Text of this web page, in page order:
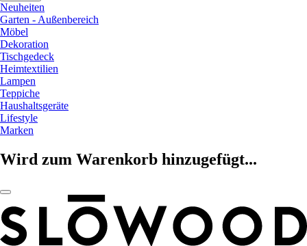
Neuheiten
Garten - Außenbereich
Möbel
Dekoration
Tischgedeck
Heimtextilien
Lampen
Teppiche
Haushaltsgeräte
Lifestyle
Marken
Wird zum Warenkorb hinzugefügt...